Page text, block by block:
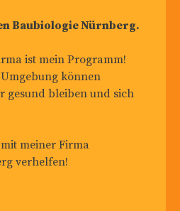
Baubiologie Nürnberg.
ist mein Programm!
können
gesund bleiben und sich
meiner Firma
verhelfen!